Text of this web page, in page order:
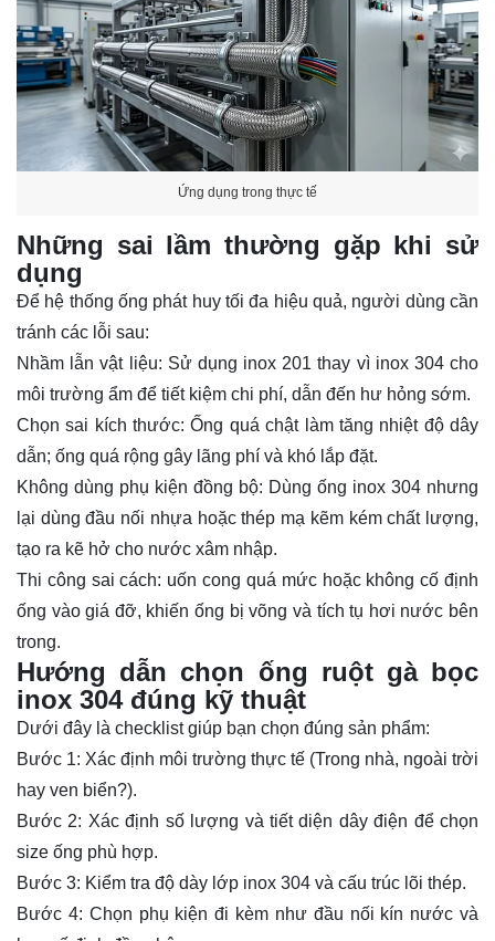
Ứng dụng trong thực tế
Những sai lầm thường gặp khi sử
dụng
Để hệ thống ống phát huy tối đa hiệu quả, người dùng cần
tránh các lỗi sau:
Nhầm lẫn vật liệu: Sử dụng inox 201 thay vì inox 304 cho
môi trường ẩm để tiết kiệm chi phí, dẫn đến hư hỏng sớm.
Chọn sai kích thước: Ống quá chật làm tăng nhiệt độ dây
dẫn; ống quá rộng gây lãng phí và khó lắp đặt.
Không dùng phụ kiện đồng bộ: Dùng ống inox 304 nhưng
lại dùng đầu nối nhựa hoặc thép mạ kẽm kém chất lượng,
tạo ra kẽ hở cho nước xâm nhập.
Thi công sai cách: uốn cong quá mức hoặc không cố định
ống vào giá đỡ, khiến ống bị võng và tích tụ hơi nước bên
trong.
Hướng dẫn chọn ống ruột gà bọc
inox 304 đúng kỹ thuật
Dưới đây là checklist giúp bạn chọn đúng sản phẩm:
Bước 1: Xác định môi trường thực tế (Trong nhà, ngoài trời
hay ven biển?).
Bước 2: Xác định số lượng và tiết diện dây điện để chọn
size ống phù hợp.
Bước 3: Kiểm tra độ dày lớp inox 304 và cấu trúc lõi thép.
Bước 4: Chọn phụ kiện đi kèm như đầu nối kín nước và